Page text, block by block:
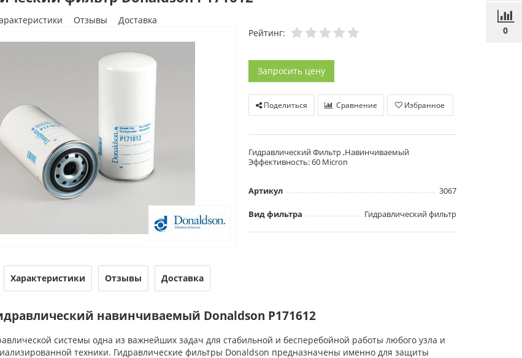
0
Отзывы
Доставка
Рейтинг:
Запросить цену
Поделиться Сравнение Избранное
Гидравлический Фильтр ,Навинчиваемый
Эффективность: 60 Micron
Артикул 3067
Вид фильтра Гидравлический фильтр
Характеристики Отзывы Доставка
навинчиваемый Donaldson P171612
системы одна из важнейших задач для стабильной и бесперебойной работы любого узла и
техники. Гидравлические фильтры Donaldson предназначены именно для защиты